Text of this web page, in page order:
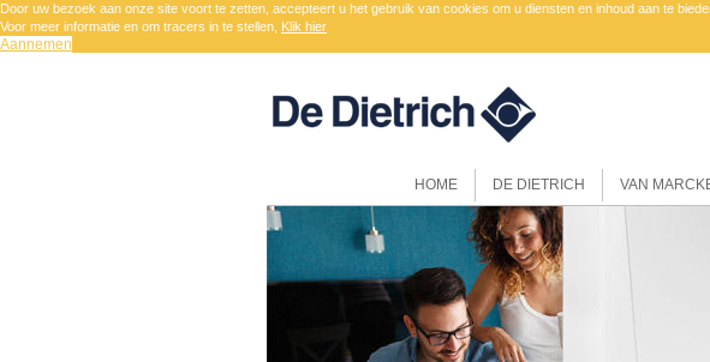
Door uw bezoek aan onze site voort te zetten, accepteert u het gebruik van cookies om u diensten en inhoud aan te
Voor meer informatie en om tracers in te stellen, Klik hier
Aannemen
HOME DE DIETRICH VAN